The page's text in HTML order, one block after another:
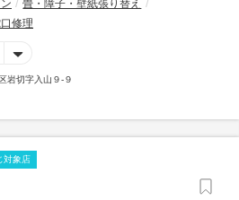
畳・障子・壁紙張り替え
修理
岩切字入山９-９
対象店